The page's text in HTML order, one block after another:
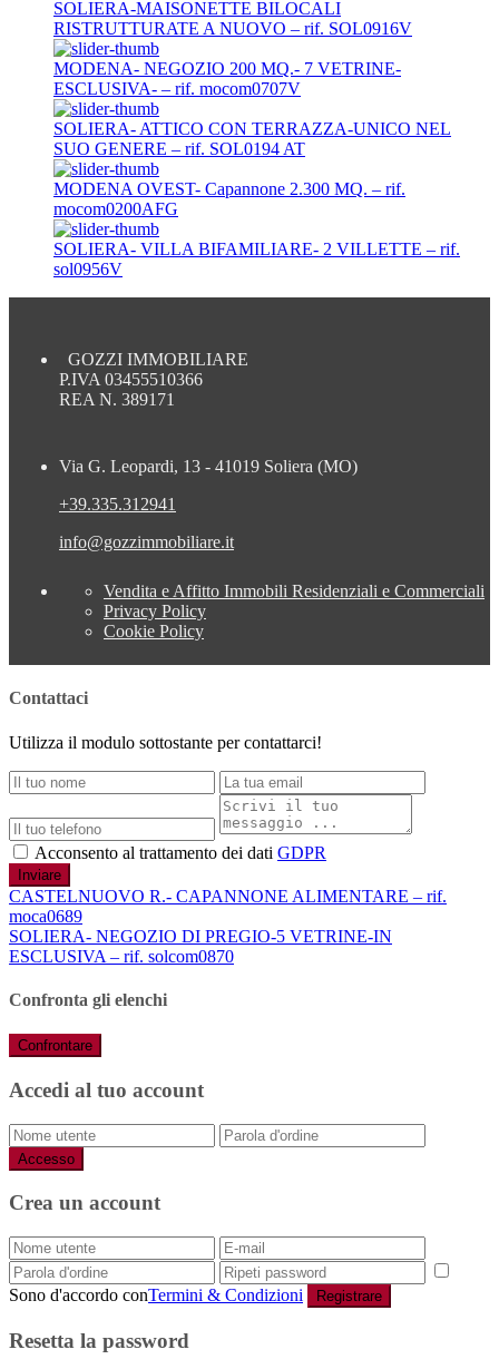
SOLIERA-MAISONETTE BILOCALI
RISTRUTTURATE A NUOVO – rif. SOL0916V
MODENA- NEGOZIO 200 MQ.- 7 VETRINE-
ESCLUSIVA- – rif. mocom0707V
SOLIERA- ATTICO CON TERRAZZA-UNICO NEL
SUO GENERE – rif. SOL0194 AT
MODENA OVEST- Capannone 2.300 MQ. – rif.
mocom0200AFG
SOLIERA- VILLA BIFAMILIARE- 2 VILLETTE – rif.
sol0956V
GOZZI IMMOBILIARE
P.IVA 03455510366
REA N. 389171
Via G. Leopardi, 13 - 41019 Soliera (MO)
+39.335.312941
info@gozzimmobiliare.it
Vendita e Affitto Immobili Residenziali e Commerciali
Privacy Policy
Cookie Policy
Contattaci
Utilizza il modulo sottostante per contattarci!
Acconsento al trattamento dei dati GDPR
Inviare
CASTELNUOVO R.- CAPANNONE ALIMENTARE – rif.
moca0689
SOLIERA- NEGOZIO DI PREGIO-5 VETRINE-IN
ESCLUSIVA – rif. solcom0870
Confronta gli elenchi
Confrontare
Accedi al tuo account
Accesso
Crea un account
Sono d'accordo conTermini & Condizioni Registrare
Resetta la password